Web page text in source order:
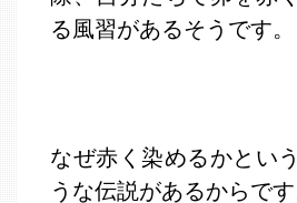
る風習があるそうです。
なぜ赤く染めるかとい
うな伝説があるからです